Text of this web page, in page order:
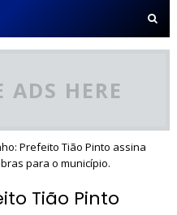
ADS HERE
Prefeito Tião Pinto assina
para o município.
Tião Pinto